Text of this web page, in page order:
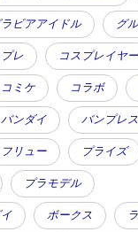
ラビアアイドル グ
レ コスプレイヤー
コミケ コラボ
バンダイ バンプレ
フリュー プライズ
プラモデル
ボークス